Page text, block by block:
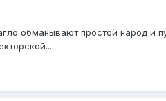
обманывают простой народ и